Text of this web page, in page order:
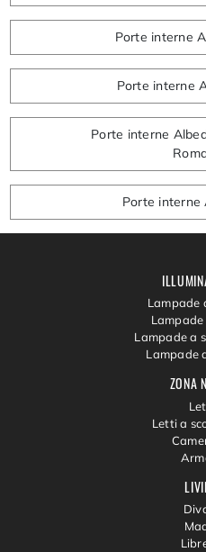
Porte interne
Porte interne
Porte interne
Porte interne
ZONA
Letti a
Lampade
Lampade a
Lampade